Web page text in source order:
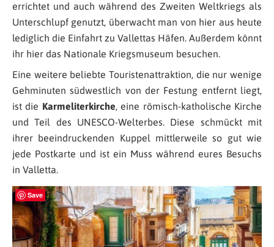
errichtet und auch während des Zweiten Weltkriegs als
Unterschlupf genutzt, überwacht man von hier aus heute
lediglich die Einfahrt zu Vallettas Häfen. Außerdem könnt
ihr hier das Nationale Kriegsmuseum besuchen.
Eine weitere beliebte Touristenattraktion, die nur wenige
Gehminuten südwestlich von der Festung entfernt liegt,
ist die Karmeliterkirche, eine römisch-katholische Kirche
und Teil des UNESCO-Welterbes. Diese schmückt mit
ihrer beeindruckenden Kuppel mittlerweile so gut wie
jede Postkarte und ist ein Muss während eures Besuchs
in Valletta.
Save